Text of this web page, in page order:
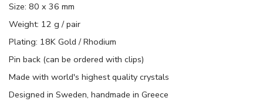
Size: 80 x 36 mm
Weight: 12 g / pair
Plating: 18K Gold / Rhodium
Pin back (can be ordered with clips)
Made with world's highest quality crystals
Designed in Sweden, handmade in Greece